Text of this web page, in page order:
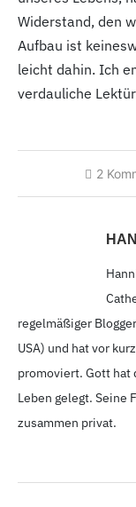
Widerstand, den
Aufbau ist
leicht dahin. Ich
verdauliche
2
regelmäßiger
USA) und hat vor
promoviert. Gott hat
Leben gelegt. Seine
zusammen privat.